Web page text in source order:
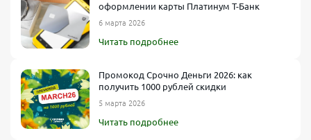
оформлении карты Платинум Т-Банк
6 марта 2026
Читать подробнее
Промокод Срочно Деньги 2026: как
получить 1000 рублей скидки
5 марта 2026
Читать подробнее